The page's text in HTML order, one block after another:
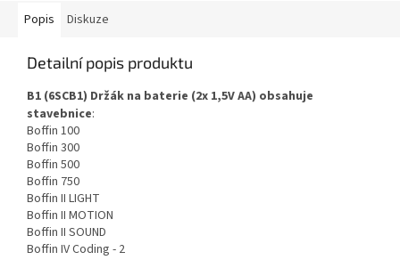
Popis Diskuze
Detailní popis produktu
B1 (6SCB1) Držák na baterie (2x 1,5V AA) obsahuje
stavebnice:
Boffin 100
Boffin 300
Boffin 500
Boffin 750
Boffin II LIGHT
Boffin II MOTION
Boffin II SOUND
Boffin IV Coding - 2